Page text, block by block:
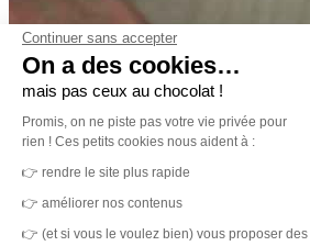
Continuer sans accepter
On a des cookies…
mais pas ceux au chocolat !
Promis, on ne piste pas votre vie privée pour
rien ! Ces petits cookies nous aident à :
👉 rendre le site plus rapide
👉 améliorer nos contenus
👉 (et si vous le voulez bien) vous proposer